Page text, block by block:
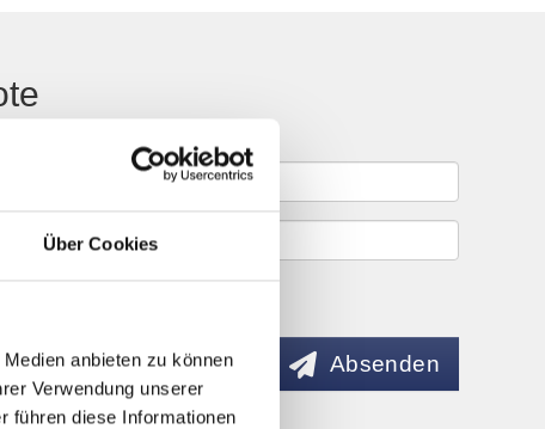
Über Cookies
anbieten zu können
Verwendung unserer
führen diese Informationen
Absenden